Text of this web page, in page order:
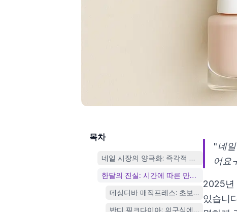
목차
네일 시장의 양극화: 즉각적 만족 vs 점진적
한달의 진실: 시간에 따른 만족도 극적 변화
데싱디바 매직프레스: 초보자의 환상과
반디 핑크다이아: 의구심에서 확신으로
"네
어요
2025년
있습니